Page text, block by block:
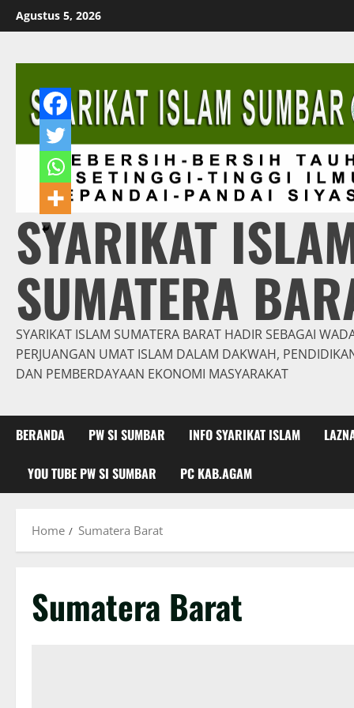
Skip
to
Agustus 5, 2026
SYARIKAT
SUMATERA
SYARIKAT ISLAM SUMATERA BARAT HADIR SEBAGAI
PERJUANGAN UMAT ISLAM DALAM DAKWAH,
DAN PEMBERDAYAAN EKONOMI MASYARAKAT
BERANDA PW SI SUMBAR INFO SYARIKAT ISLAM
YOU TUBE PW SI SUMBAR PC KAB.AGAM
Home Sumatera Barat
Sumatera Barat